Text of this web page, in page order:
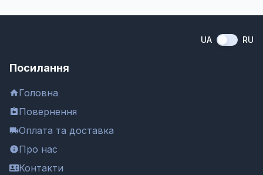
UA RU
Посилання
Головна
Повернення
Оплата та доставка
Про нас
Контакти